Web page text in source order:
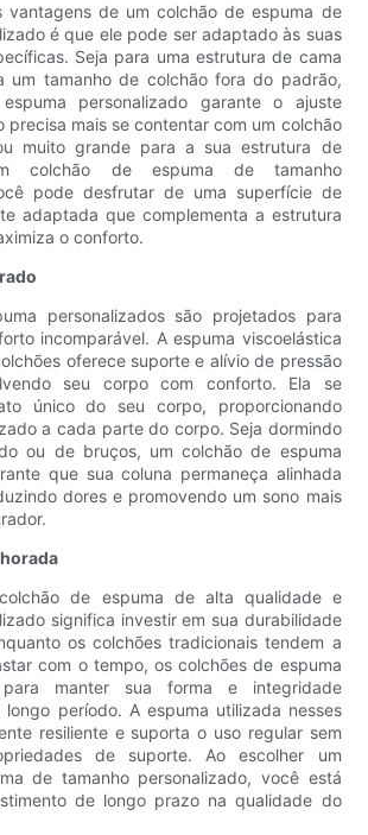
vantagens de um colchão de espuma de
é que ele pode ser adaptado às suas
Seja para uma estrutura de cama
um tamanho de colchão fora do padrão,
personalizado garante o ajuste
precisa mais se contentar com um colchão
muito grande para a sua estrutura de
colchão de espuma de tamanho
pode desfrutar de uma superfície de
adaptada que complementa a estrutura
o conforto.
personalizados são projetados para
incomparável. A espuma viscoelástica
oferece suporte e alívio de pressão
seu corpo com conforto. Ela se
único do seu corpo, proporcionando
a cada parte do corpo. Seja dormindo
ou de bruços, um colchão de espuma
que sua coluna permaneça alinhada
dores e promovendo um sono mais
de espuma de alta qualidade e
significa investir em sua durabilidade
os colchões tradicionais tendem a
com o tempo, os colchões de espuma
manter sua forma e integridade
período. A espuma utilizada nesses
resiliente e suporta o uso regular sem
de suporte. Ao escolher um
de tamanho personalizado, você está
de longo prazo na qualidade do